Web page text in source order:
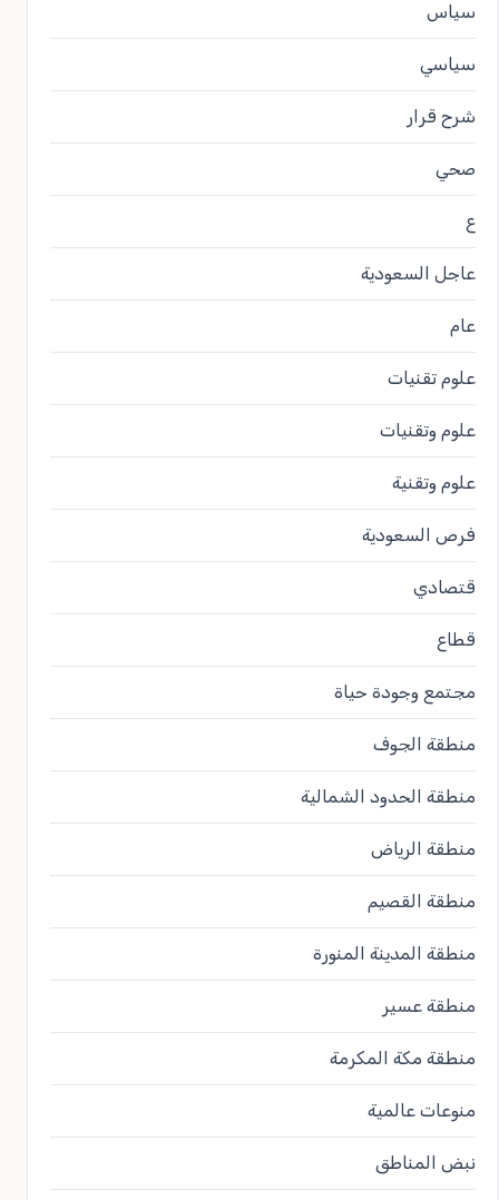
سياس
سياسي
شرح قرار
صحي
ع
عاجل السعودية
عام
علوم تقنيات
علوم وتقنيات
علوم وتقنية
فرص السعودية
قتصادي
قطاع
مجتمع وجودة حياة
منطقة الجوف
منطقة الحدود الشمالية
منطقة الرياض
منطقة القصيم
منطقة المدينة المنورة
منطقة عسير
منطقة مكة المكرمة
منوعات عالمية
نبض المناطق